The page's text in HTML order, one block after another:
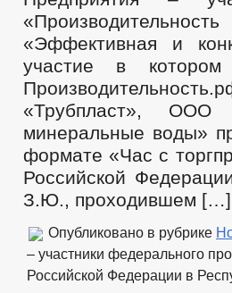
Формы документов, связанных с
Сведения о доходах, расходах, об
Комиссия по соблюдению
Обратная связь для сообщений о
_
Правовые акты
Устав
Решения
Проекты к обсуждению
Порядок обжалования НПА
Административные регламенты
Постановления администрации
Распоряжения администрации
Федеральные законы
Бюджет
Бюджет по годам
Отчет об исполнении бюджета
«Эффективная и
участие в
«Трубпласт»,
минеральные воды»
формате «Час с
Российской
З.Ю., проходившем […]
Опубликовано в рубрике
– участники федерального
Российской Федерации в